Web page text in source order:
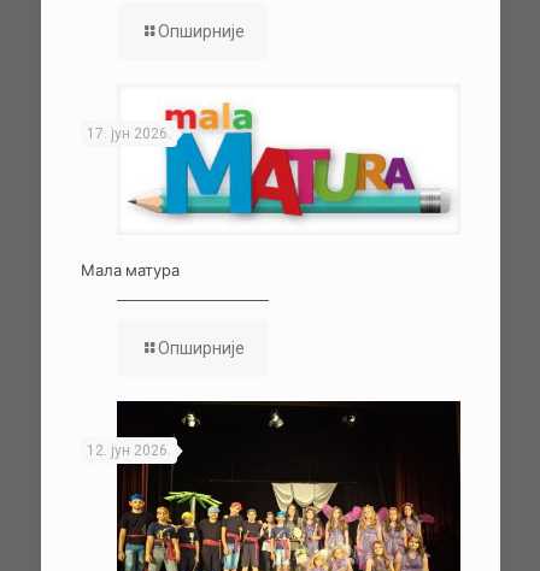
Опширније
17. јун 2026.
Мала матура
Опширније
12. јун 2026.